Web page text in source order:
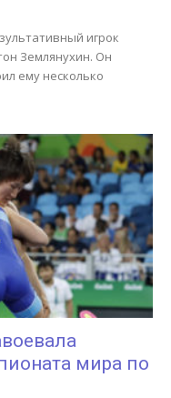
игрок
Землянухин. Он
ему несколько
мира по